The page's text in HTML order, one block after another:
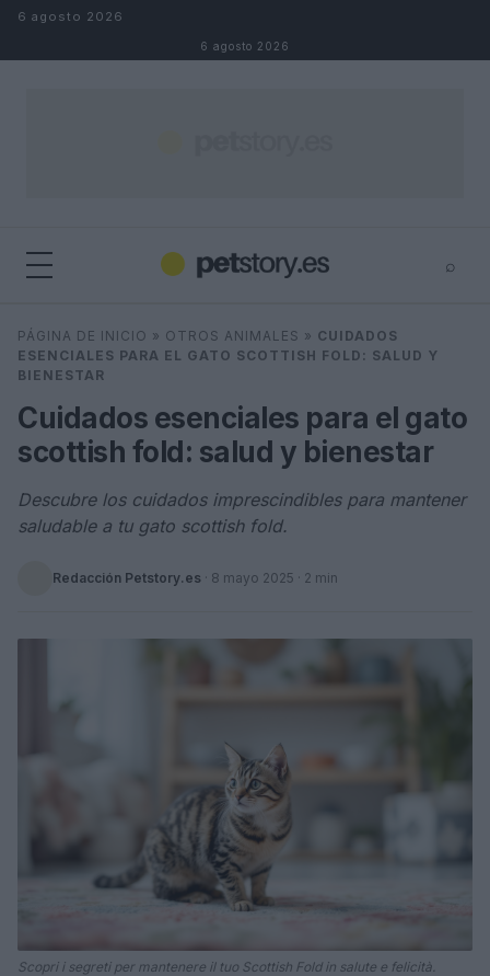
Saltar al contenido
6 agosto 2026
6 agosto 2026
⌕
Buscar
PÁGINA DE INICIO » OTROS ANIMALES » CUIDADOS
ESENCIALES PARA EL GATO SCOTTISH FOLD: SALUD Y
BIENESTAR
Cuidados esenciales para el gato
scottish fold: salud y bienestar
Descubre los cuidados imprescindibles para mantener
saludable a tu gato scottish fold.
Redacción Petstory.es · 8 mayo 2025 · 2 min
Scopri i segreti per mantenere il tuo Scottish Fold in salute e felicità.